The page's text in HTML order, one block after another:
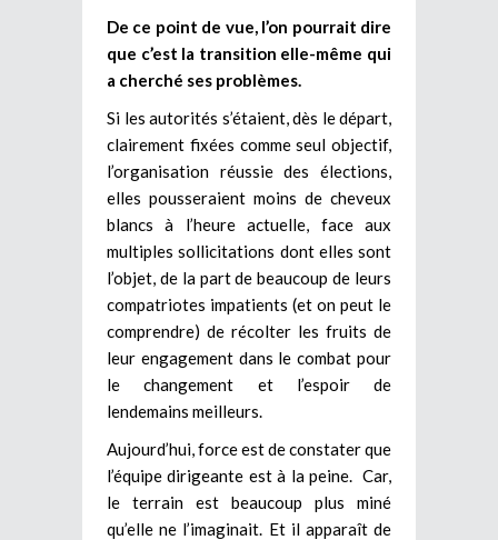
De ce point de vue, l’on pourrait dire
que c’est la transition elle-même qui
a cherché ses problèmes.
Si les autorités s’étaient, dès le départ,
clairement fixées comme seul objectif,
l’organisation réussie des élections,
elles pousseraient moins de cheveux
blancs à l’heure actuelle, face aux
multiples sollicitations dont elles sont
l’objet, de la part de beaucoup de leurs
compatriotes impatients (et on peut le
comprendre) de récolter les fruits de
leur engagement dans le combat pour
le changement et l’espoir de
lendemains meilleurs.
Aujourd’hui, force est de constater que
l’équipe dirigeante est à la peine. Car,
le terrain est beaucoup plus miné
qu’elle ne l’imaginait. Et il apparaît de